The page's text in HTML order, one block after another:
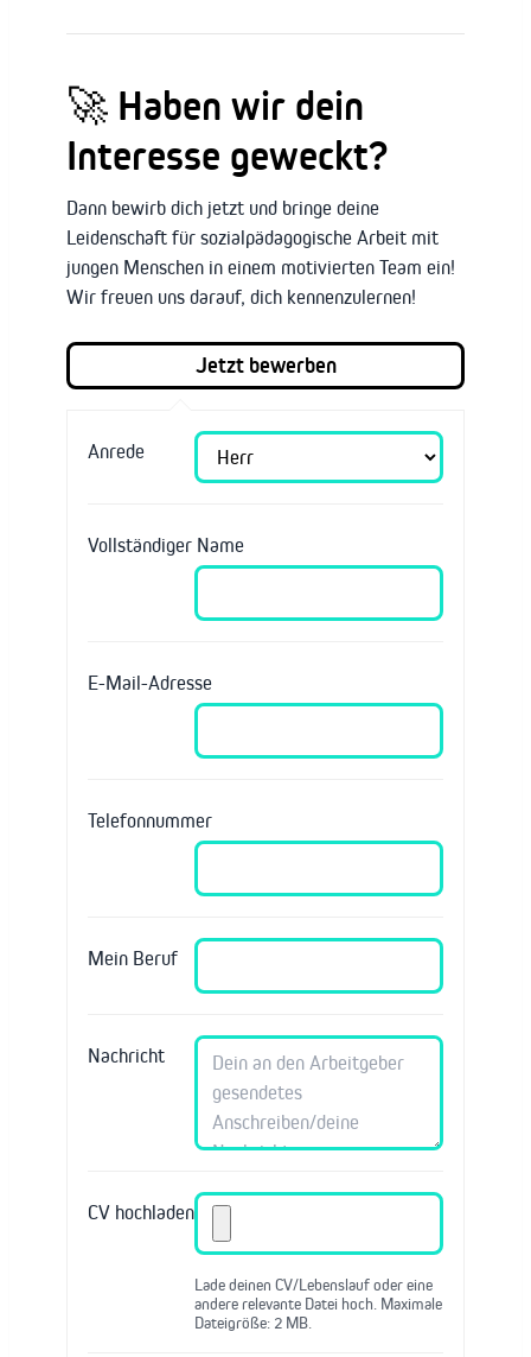
🚀 Haben wir dein
Interesse geweckt?
Dann bewirb dich jetzt und bringe deine
Leidenschaft für sozialpädagogische Arbeit mit
jungen Menschen in einem motivierten Team ein!
Wir freuen uns darauf, dich kennenzulernen!
Anrede
Vollständiger Name
E-Mail-Adresse
Telefonnummer
Mein Beruf
Nachricht
CV hochladen
Lade deinen CV/Lebenslauf oder eine
andere relevante Datei hoch. Maximale
Dateigröße: 2 MB.